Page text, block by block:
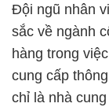
Đội ngũ nhân
sắc về ngành
hàng trong
cung cấp
chỉ là nhà